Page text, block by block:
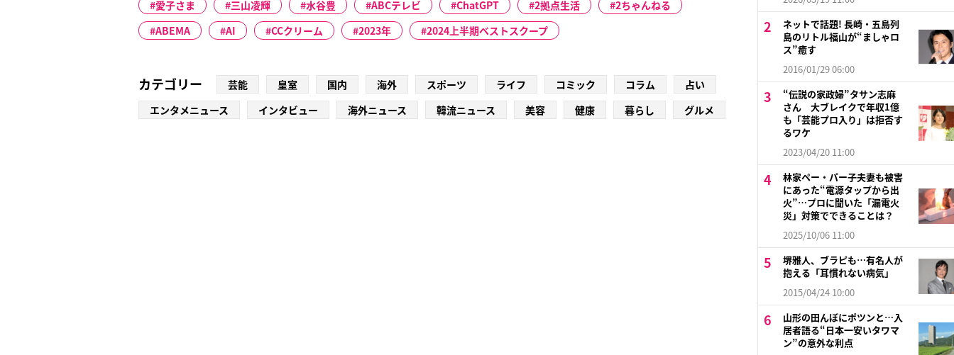
愛子さま 三山凌輝 水谷豊 ABCテレビ ChatGPT 2拠点生活
2ちゃんねる
ABEMA
AI CCクリーム 2023年 2024上半期ベストスクープ
カテゴリー 芸能 皇室 国内 海外 スポーツ ライフ コミック コラム
占い
エンタメニュース
インタビュー 海外ニュース 韓流ニュース 美容 健康 暮らし グルメ
ネットで話題! 長崎・五島列
島のリトル福山が“ましゃロ
ス”癒す
2016/01/29 06:00
“伝説の家政婦”タサン志麻
さん 大ブレイクで年収1億
も「芸能プロ入り」は拒否す
るワケ
2023/04/20 11:00
林家ペー・パー子夫妻も被害
にあった“電源タップから出
火”…プロに聞いた「漏電火
災」対策でできることは？
2025/10/06 11:00
堺雅人、ブラピも…有名人が
抱える「耳慣れない病気」
2015/04/24 10:00
山形の田んぼにポツンと…入
居者語る“日本一安いタワマ
ン”の意外な利点